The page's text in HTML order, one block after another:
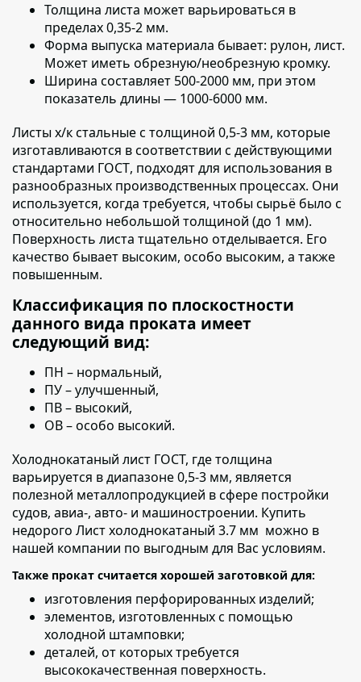
Толщина листа может варьироваться в
пределах 0,35-2 мм.
Форма выпуска материала бывает: рулон, лист.
Может иметь обрезную/необрезную кромку.
Ширина составляет 500-2000 мм, при этом
показатель длины — 1000-6000 мм.
Листы х/к стальные с толщиной 0,5-3 мм, которые
изготавливаются в соответствии с действующими
стандартами ГОСТ, подходят для использования в
разнообразных производственных процессах. Они
используется, когда требуется, чтобы сырьё было с
относительно небольшой толщиной (до 1 мм).
Поверхность листа тщательно отделывается. Его
качество бывает высоким, особо высоким, а также
повышенным.
Классификация по плоскостности
данного вида проката имеет
следующий вид:
ПН – нормальный,
ПУ – улучшенный,
ПВ – высокий,
ОВ – особо высокий.
Холоднокатаный лист ГОСТ, где толщина
варьируется в диапазоне 0,5-3 мм, является
полезной металлопродукцией в сфере постройки
судов, авиа-, авто- и машиностроении. Купить
недорого Лист холоднокатаный 3.7 мм можно в
нашей компании по выгодным для Вас условиям.
Также прокат считается хорошей заготовкой для:
изготовления перфорированных изделий;
элементов, изготовленных с помощью
холодной штамповки;
деталей, от которых требуется
высококачественная поверхность.